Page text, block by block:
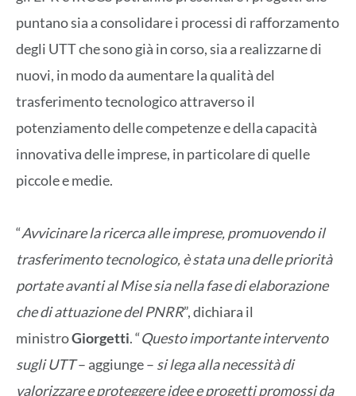
puntano sia a consolidare i processi di rafforzamento
degli UTT che sono già in corso, sia a realizzarne di
nuovi, in modo da aumentare la qualità del
trasferimento tecnologico attraverso il
potenziamento delle competenze e della capacità
innovativa delle imprese, in particolare di quelle
piccole e medie.
“Avvicinare la ricerca alle imprese, promuovendo il
trasferimento tecnologico, è stata una delle priorità
portate avanti al Mise sia nella fase di elaborazione
che di attuazione del PNRR”, dichiara il
ministroGiorgetti. “Questo importante intervento
sugli UTT– aggiunge – si lega alla necessità di
valorizzare e proteggere idee e progetti promossi da